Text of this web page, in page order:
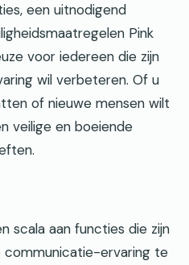
een uitnodigend
Pink
voor iedereen die zijn
wil verbeteren. Of u
of nieuwe mensen wilt
veilige en boeiende
scala aan functies die zijn
communicatie-ervaring te